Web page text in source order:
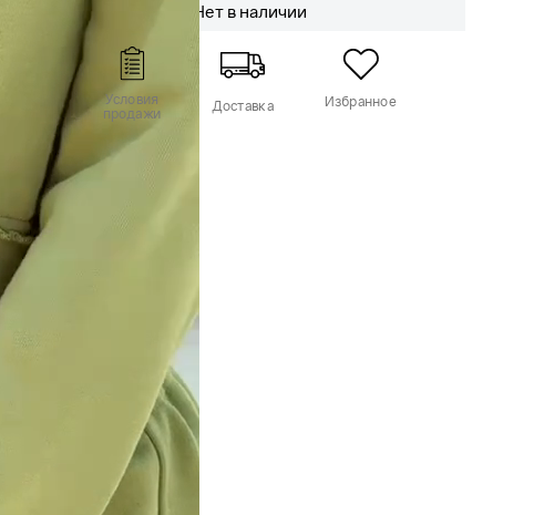
Нет в наличии
Условия
продажи
Доставка Избранное